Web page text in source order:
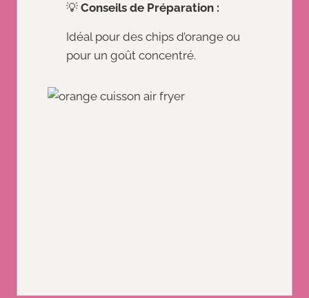
💡 Conseils de Préparation :
Idéal pour des chips d’orange ou
pour un goût concentré.